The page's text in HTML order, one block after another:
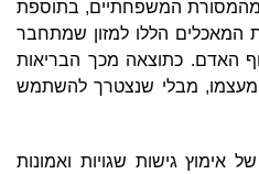
מהמסורת המשפחתיים, בתוספת
המאכלים הללו למזון שמתחבר
האדם. כתוצאה מכך הבריאות
מעצמו, מבלי שנצטרך להשתמש
אימוץ גישות שגויות ואמונות